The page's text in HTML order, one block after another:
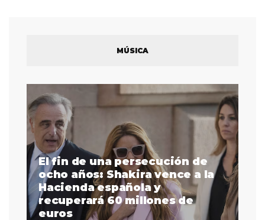
MÚSICA
El fin de una persecución de
ocho años: Shakira vence a la
Hacienda española y
recuperará 60 millones de
euros